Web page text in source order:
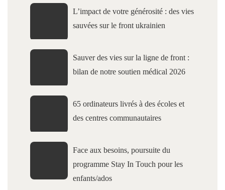
L’impact de votre générosité : des vies
sauvées sur le front ukrainien
Sauver des vies sur la ligne de front :
bilan de notre soutien médical 2026
65 ordinateurs livrés à des écoles et
des centres communautaires
Face aux besoins, poursuite du
programme Stay In Touch pour les
enfants/ados